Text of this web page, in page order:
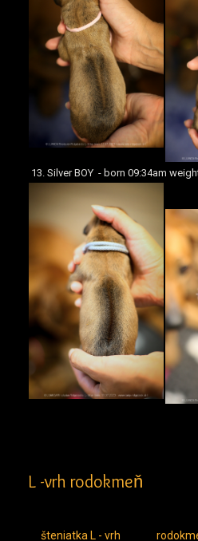
13. Silver BOY - born 09:34am
L -vrh rodokmeň
šteniatka L - vrh